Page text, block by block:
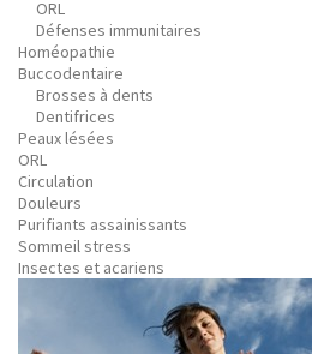
ORL
Défenses immunitaires
Homéopathie
Buccodentaire
Brosses à dents
Dentifrices
Peaux lésées
ORL
Circulation
Douleurs
Purifiants assainissants
Sommeil stress
Insectes et acariens